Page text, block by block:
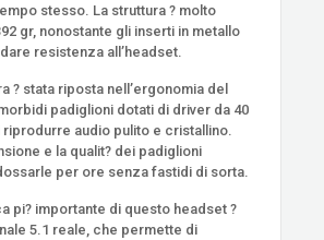
stesso. La struttura ? molto
gr, nonostante gli inserti in metallo
resistenza all’headset.
? stata riposta nell’ergonomia del
padiglioni dotati di driver da 40
riprodurre audio pulito e cristallino.
e la qualit? dei padiglioni
per ore senza fastidi di sorta.
pi? importante di questo headset ?
5.1 reale, che permette di